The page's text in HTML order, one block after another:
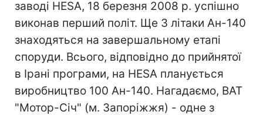
заводі HESA, 18 березня 2008 р. успішно
виконав перший політ. Ще 3 літаки Ан-140
знаходяться на завершальному етапі
споруди. Всього, відповідно до прийнятої
в Ірані програми, на HESA планується
виробництво 100 Ан-140. Нагадаємо, ВАТ
"Мотор-Січ" (м. Запоріжжя) - одне з